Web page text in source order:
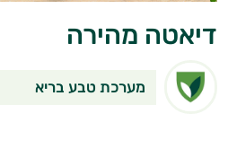
דיאטה מהירה
מערכת טבע בריא